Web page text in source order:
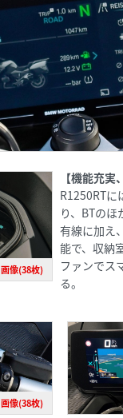
画像(38枚)
【機能充実
R1250RTに
り、BTのほ
有線に加え
能で、収納
ファンでス
る。
画像(38枚)